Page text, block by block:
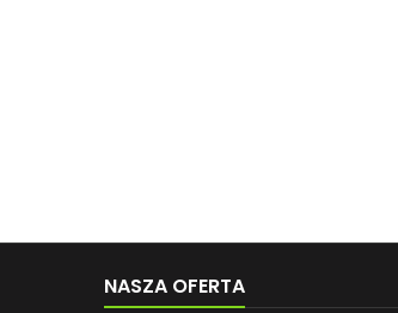
NASZA OFERTA